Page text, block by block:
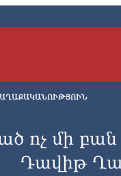
ոչ մի բան
Դավիթ